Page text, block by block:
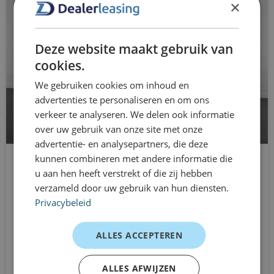
geschikt?
• ZZP’ers die comfort en representatie willen
• MKB-ondernemers
• Zakelijke rijders met woon-werkverkeer
• Fleetgebruikers met focus op comfort en efficiency
• Directieauto met moderne technologie
Lease-mogelijkheden (1–72
maanden)
Shortlease (1–12 maanden)
Flexibel inzetbaar zonder langdurige verplichtingen.
Occasion Lease (vanaf 12 maanden)
Aantrekkelijke tarieven op jonge occasions.
Operational Lease (12–72 maanden)
All-in rijden inclusief onderhoud, reparaties en
connected services
cruise control adaptief met Stop&Go
DAB ontvanger
dakrails
dimlichten automatisch
draadloze telefoonlader
elektrische ramen achter
elektrische ramen voor
Elektronisch Stabiliteits Programma
extra getint glas
Renault Captur
/mnd excl. btw
×
Deze website maakt gebruik van
cookies.
We gebruiken cookies om inhoud en
advertenties te personaliseren en om ons
verkeer te analyseren. We delen ook informatie
over uw gebruik van onze site met onze
advertentie- en analysepartners, die deze
kunnen combineren met andere informatie die
u aan hen heeft verstrekt of die zij hebben
verzameld door uw gebruik van hun diensten.
Privacybeleid
ALLES ACCEPTEREN
ALLES AFWIJZEN